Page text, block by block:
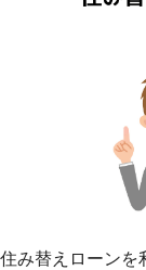
住み替えローンを